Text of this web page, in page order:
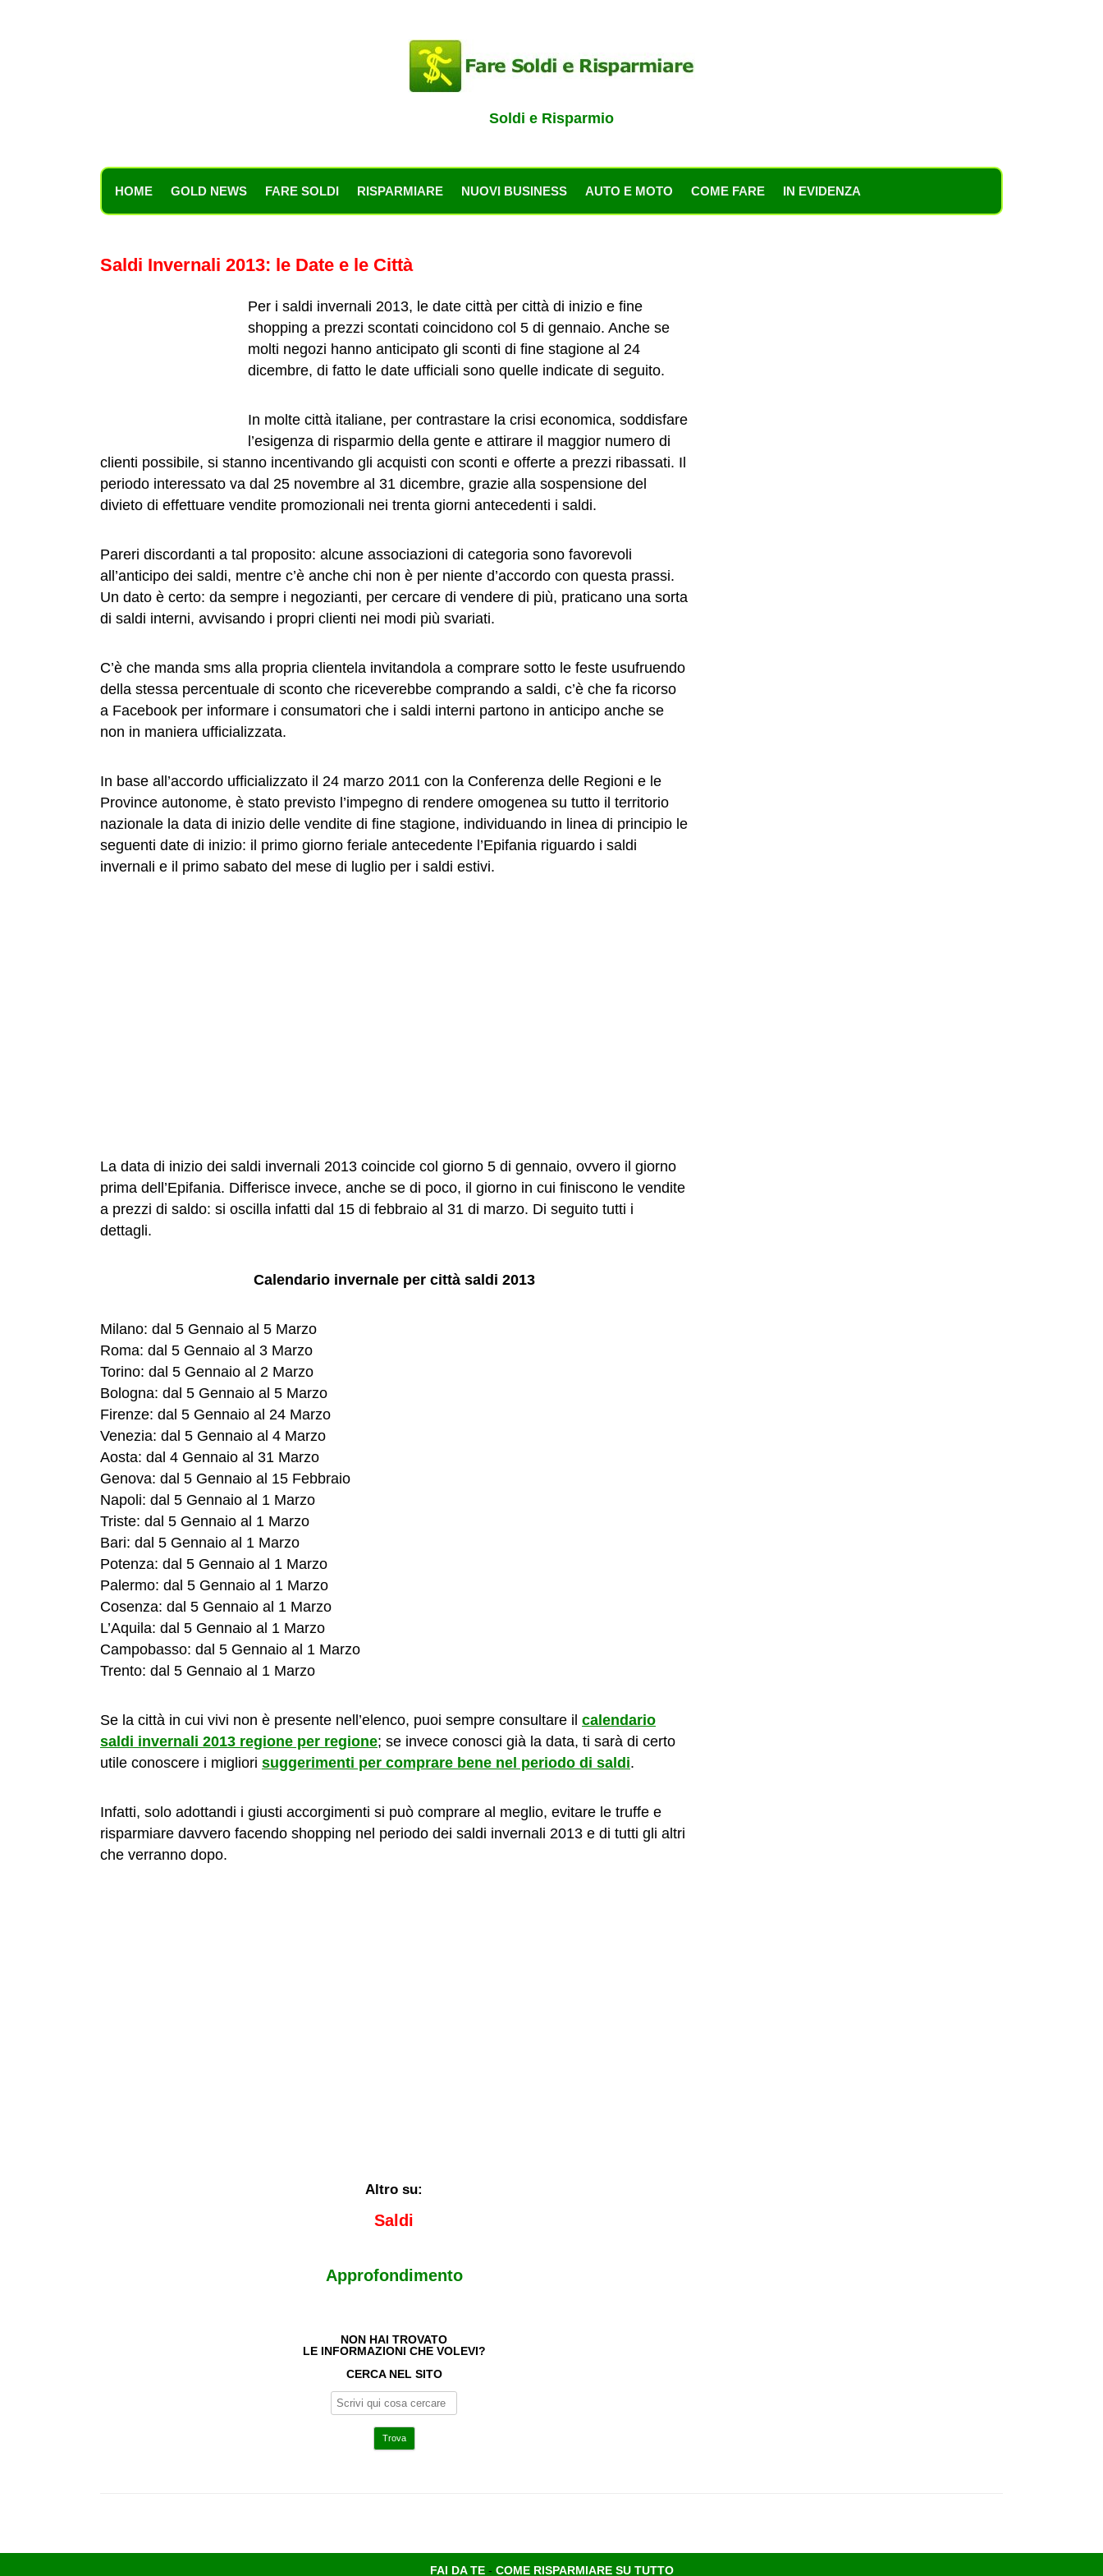
Soldi e Risparmio
HOME GOLD NEWS FARE SOLDI RISPARMIARE NUOVI BUSINESS AUTO E MOTO COME FARE IN EVIDENZA
Saldi Invernali 2013: le Date e le Città
Per i saldi invernali 2013, le date città per città di inizio e fine
shopping a prezzi scontati coincidono col 5 di gennaio. Anche se
molti negozi hanno anticipato gli sconti di fine stagione al 24
dicembre, di fatto le date ufficiali sono quelle indicate di seguito.
In molte città italiane, per contrastare la crisi economica, soddisfare
l’esigenza di risparmio della gente e attirare il maggior numero di
clienti possibile, si stanno incentivando gli acquisti con sconti e offerte a prezzi ribassati. Il
periodo interessato va dal 25 novembre al 31 dicembre, grazie alla sospensione del
divieto di effettuare vendite promozionali nei trenta giorni antecedenti i saldi.
Pareri discordanti a tal proposito: alcune associazioni di categoria sono favorevoli
all’anticipo dei saldi, mentre c’è anche chi non è per niente d’accordo con questa prassi.
Un dato è certo: da sempre i negozianti, per cercare di vendere di più, praticano una sorta
di saldi interni, avvisando i propri clienti nei modi più svariati.
C’è che manda sms alla propria clientela invitandola a comprare sotto le feste usufruendo
della stessa percentuale di sconto che riceverebbe comprando a saldi, c’è che fa ricorso
a Facebook per informare i consumatori che i saldi interni partono in anticipo anche se
non in maniera ufficializzata.
In base all’accordo ufficializzato il 24 marzo 2011 con la Conferenza delle Regioni e le
Province autonome, è stato previsto l’impegno di rendere omogenea su tutto il territorio
nazionale la data di inizio delle vendite di fine stagione, individuando in linea di principio le
seguenti date di inizio: il primo giorno feriale antecedente l’Epifania riguardo i saldi
invernali e il primo sabato del mese di luglio per i saldi estivi.
La data di inizio dei saldi invernali 2013 coincide col giorno 5 di gennaio, ovvero il giorno
prima dell’Epifania. Differisce invece, anche se di poco, il giorno in cui finiscono le vendite
a prezzi di saldo: si oscilla infatti dal 15 di febbraio al 31 di marzo. Di seguito tutti i
dettagli.
Calendario invernale per città saldi 2013
Milano: dal 5 Gennaio al 5 Marzo
Roma: dal 5 Gennaio al 3 Marzo
Torino: dal 5 Gennaio al 2 Marzo
Bologna: dal 5 Gennaio al 5 Marzo
Firenze: dal 5 Gennaio al 24 Marzo
Venezia: dal 5 Gennaio al 4 Marzo
Aosta: dal 4 Gennaio al 31 Marzo
Genova: dal 5 Gennaio al 15 Febbraio
Napoli: dal 5 Gennaio al 1 Marzo
Triste: dal 5 Gennaio al 1 Marzo
Bari: dal 5 Gennaio al 1 Marzo
Potenza: dal 5 Gennaio al 1 Marzo
Palermo: dal 5 Gennaio al 1 Marzo
Cosenza: dal 5 Gennaio al 1 Marzo
L’Aquila: dal 5 Gennaio al 1 Marzo
Campobasso: dal 5 Gennaio al 1 Marzo
Trento: dal 5 Gennaio al 1 Marzo
Se la città in cui vivi non è presente nell’elenco, puoi sempre consultare il calendario
saldi invernali 2013 regione per regione; se invece conosci già la data, ti sarà di certo
utile conoscere i migliori suggerimenti per comprare bene nel periodo di saldi.
Infatti, solo adottandi i giusti accorgimenti si può comprare al meglio, evitare le truffe e
risparmiare davvero facendo shopping nel periodo dei saldi invernali 2013 e di tutti gli altri
che verranno dopo.
Altro su:
Saldi
Approfondimento
NON HAI TROVATO
LE INFORMAZIONI CHE VOLEVI?
CERCA NEL SITO
FAI DA TE- COME RISPARMIARE SU TUTTO